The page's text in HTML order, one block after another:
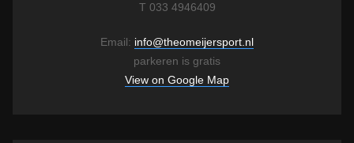
T 033 4946409
Email: info@theomeijersport.nl
parkeren is gratis
View on Google Map